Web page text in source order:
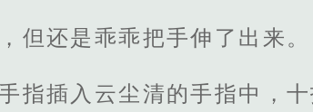
但还是乖乖把手伸了出来。
指插入云尘清的手指中，十